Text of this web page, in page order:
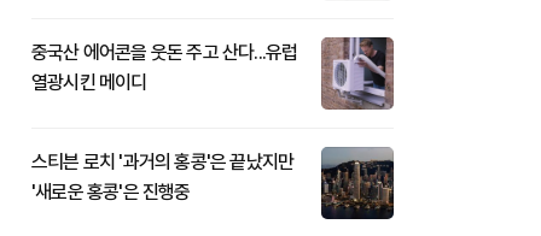
중국산 에어콘을 웃돈 주고 산다...유럽
열광시킨 메이디
스티븐 로치 '과거의 홍콩'은 끝났지만
'새로운 홍콩'은 진행중